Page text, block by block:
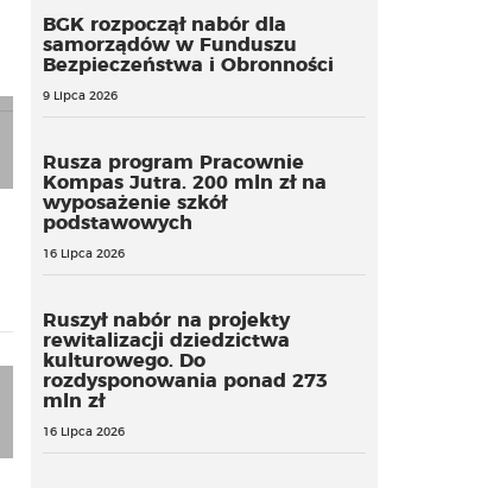
BGK rozpoczął nabór dla
samorządów w Funduszu
Bezpieczeństwa i Obronności
9 Lipca 2026
Rusza program Pracownie
Kompas Jutra. 200 mln zł na
wyposażenie szkół
podstawowych
16 Lipca 2026
Ruszył nabór na projekty
rewitalizacji dziedzictwa
kulturowego. Do
rozdysponowania ponad 273
mln zł
16 Lipca 2026